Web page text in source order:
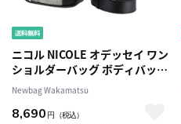
ニコル NICOLE オデッセイ ワン
ショルダーバッグ ボディバッグ
nil241 2.グレー -03 メンズ
Newbag Wakamatsu
8,690 円 （税込）